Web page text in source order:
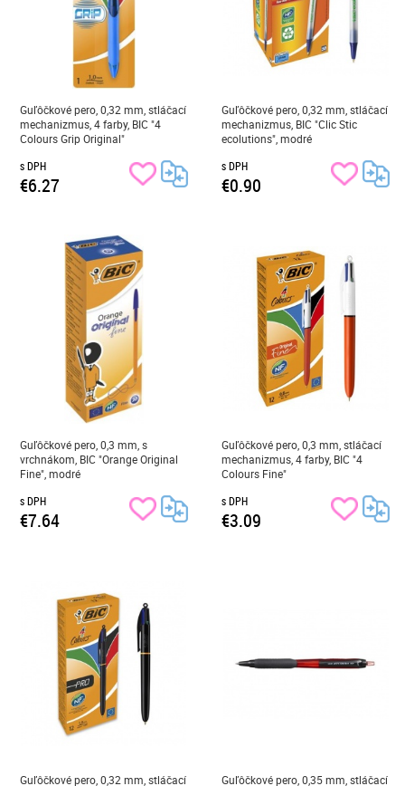
Guľôčkové pero, 0,32 mm, stláčací
mechanizmus, 4 farby, BIC "4
Colours Grip Original"
s DPH
€6.27
Guľôčkové pero, 0,32 mm, stláčací
mechanizmus, BIC "Clic Stic
ecolutions", modré
s DPH
€0.90
Guľôčkové pero, 0,3 mm, s
vrchnákom, BIC "Orange Original
Fine", modré
s DPH
€7.64
Guľôčkové pero, 0,3 mm, stláčací
mechanizmus, 4 farby, BIC "4
Colours Fine"
s DPH
€3.09
Guľôčkové pero, 0,32 mm, stláčací Guľôčkové pero, 0,35 mm, stláčací